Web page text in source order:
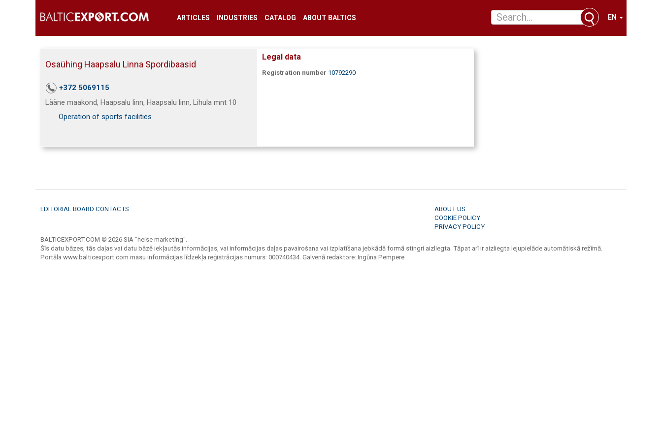
ARTICLES INDUSTRIES CATALOG ABOUT BALTICS EN
Osaühing Haapsalu Linna Spordibaasid
+372 5069115
Lääne maakond, Haapsalu linn, Haapsalu linn, Lihula mnt 10
Operation of sports facilities
Legal data
Registration number 10792290
EDITORIAL BOARD CONTACTS
ABOUT US
COOKIE POLICY
PRIVACY POLICY
BALTICEXPORT.COM © 2026 SIA "heise marketing".
Šīs datu bāzes, tās daļas vai datu bāzē iekļautās informācijas, vai informācijas daļas pavairošana vai izplatīšana jebkādā formā stingri aizliegta. Tāpat arī ir aizliegta lejupielāde automātiskā režīmā.
Portāla www.balticexport.com masu informācijas līdzekļa reģistrācijas numurs: 000740434. Galvenā redaktore: Ingūna Pempere.